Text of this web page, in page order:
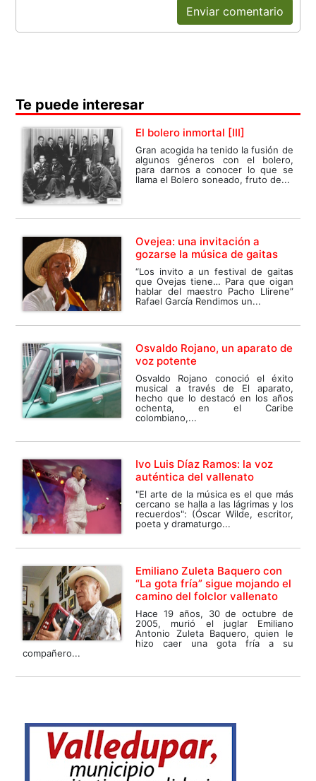
Enviar comentario
Te puede interesar
El bolero inmortal [III]
Gran acogida ha tenido la fusión de
algunos géneros con el bolero,
para darnos a conocer lo que se
llama el Bolero soneado, fruto de...
Ovejea: una invitación a
gozarse la música de gaitas
“Los invito a un festival de gaitas
que Ovejas tiene… Para que oigan
hablar del maestro Pacho Llirene”
Rafael García Rendimos un...
Osvaldo Rojano, un aparato de
voz potente
Osvaldo Rojano conoció el éxito
musical a través de El aparato,
hecho que lo destacó en los años
ochenta, en el Caribe
colombiano,...
Ivo Luis Díaz Ramos: la voz
auténtica del vallenato
"El arte de la música es el que más
cercano se halla a las lágrimas y los
recuerdos": (Óscar Wilde, escritor,
poeta y dramaturgo...
Emiliano Zuleta Baquero con
“La gota fría” sigue mojando el
camino del folclor vallenato
Hace 19 años, 30 de octubre de
2005, murió el juglar Emiliano
Antonio Zuleta Baquero, quien le
hizo caer una gota fría a su
compañero...